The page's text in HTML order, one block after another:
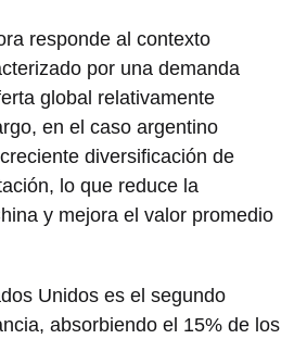
responde al contexto
por una demanda
global relativamente
en el caso argentino
diversificación de
lo que reduce la
y mejora el valor promedio
Unidos es el segundo
absorbiendo el 15% de los